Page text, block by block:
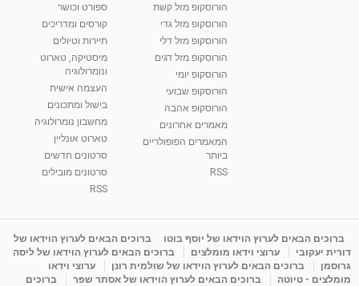
01:37
2,734 צפיות
01:46
רנה רז-גילו -טיפול אנרגטי ויעוץ רוחני - נומרולוגית
2,309 צפיות
05:37
סודות בתאריך הלידה, משמעות חודש הלידה -
ינואר זינה ליבשיץ נומרולוגית
ליסה גרוסמן - המרכז לאימון התנהגותי - קשב
09:12
מדיטציה בדמיון מודרך - היכרות עם האני הפנימי
מאת admin 11 שנים 3,644 צפיות
הורוסקופ מזל קשת
הורוסקופ מזל גדי
הורוסקופ מזל דלי
הורוסקופ מזל דגים
הורוסקופ יומי
הורוסקופ שבועי
הורוסקופ אהבה
מאמרים אחרונים
המאמרים הפופולריים
ביותר
RSS
ספורט וכושר
קורסים ומדריכים
תיירות וטיולים
מיסטיקה, טארוט
ונומרולוגיה
העצמה אישית
בישול ומתכונים
מחשבון נומרולוגיה
טארוט אונליין
סרטונים חדשים
סרטונים מובילים
RSS
ברוכים הבאים לערוץ הוידאו של יוסף בוטו
ברוכים הבאים לערוץ הוידאו של
דורית יעקובי
ערוצי וידאו מומלצים
ברוכים הבאים לערוץ הוידאו של ליסה
גרוסמן
ברוכים הבאים לערוץ הוידאו של שולמית רונן
ערוצי וידאו
מומלצים - טיוטה
ברוכים הבאים לערוץ הוידאו של אסתר שפר
ברוכים